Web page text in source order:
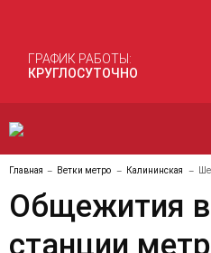
ГРАФИК РАБОТЫ:
КРУГЛОСУТОЧНО
Главная Ветки метро Калининская
Общежития
станции